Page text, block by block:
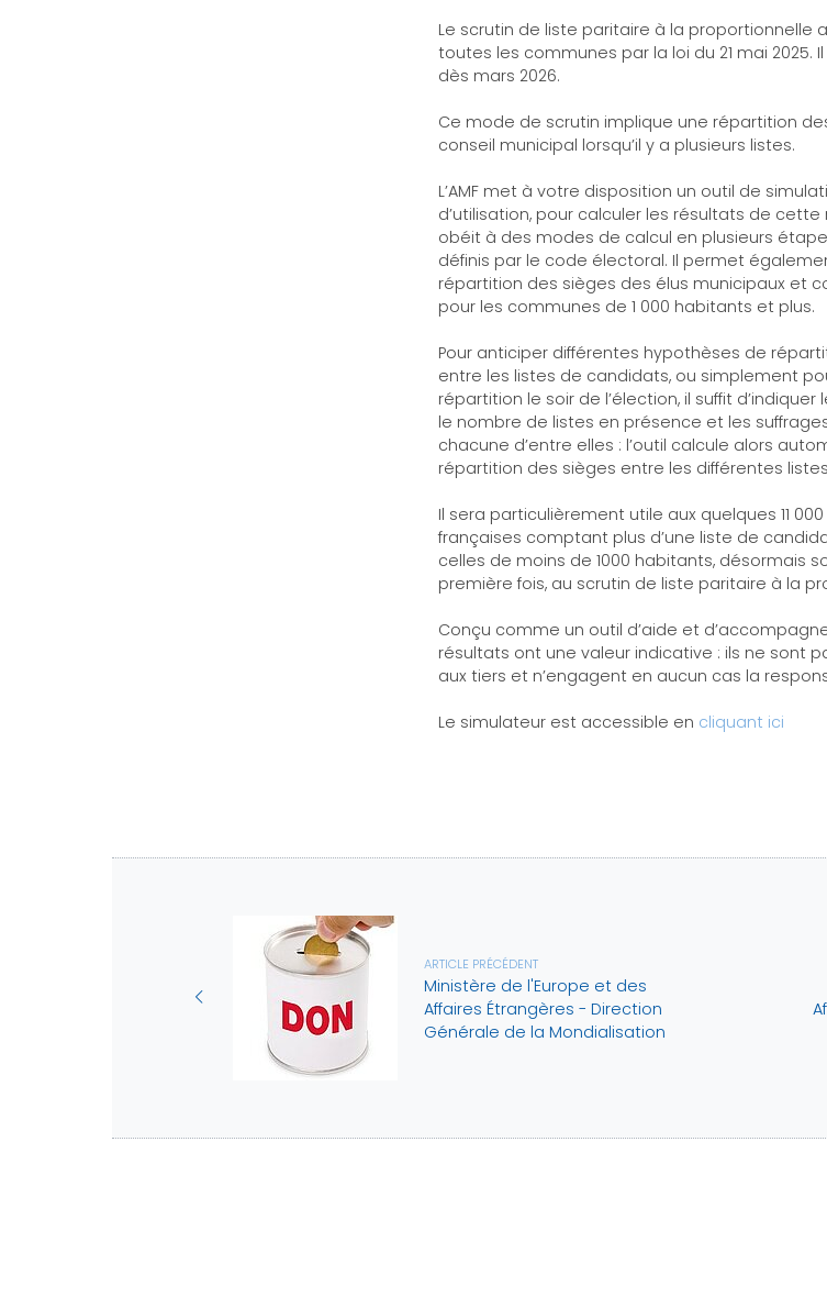
Le scrutin de liste paritaire à la proportionnelle
toutes les communes par la loi du 21 mai 2025.
dès mars 2026.
Ce mode de scrutin implique une répartition
conseil municipal lorsqu’il y a plusieurs listes.
L’AMF met à votre disposition un outil de
d’utilisation, pour calculer les résultats de
obéit à des modes de calcul en plusieurs
définis par le code électoral. Il permet
répartition des sièges des élus municipaux et
pour les communes de 1 000 habitants et plus.
Pour anticiper différentes hypothèses de
entre les listes de candidats, ou simplement
répartition le soir de l’élection, il suffit d’indiquer
le nombre de listes en présence et les
chacune d’entre elles : l’outil calcule alors
répartition des sièges entre les différentes
Il sera particulièrement utile aux quelques 11
françaises comptant plus d’une liste de
celles de moins de 1000 habitants, désormais
première fois, au scrutin de liste paritaire à la
Conçu comme un outil d’aide et
résultats ont une valeur indicative : ils ne sont
aux tiers et n’engagent en aucun cas la
Le simulateur est accessible en cliquant ici
ARTICLE PRÉCÉDENT
Ministère de l'Europe et des
Affaires Étrangères - Direction
Générale de la Mondialisation